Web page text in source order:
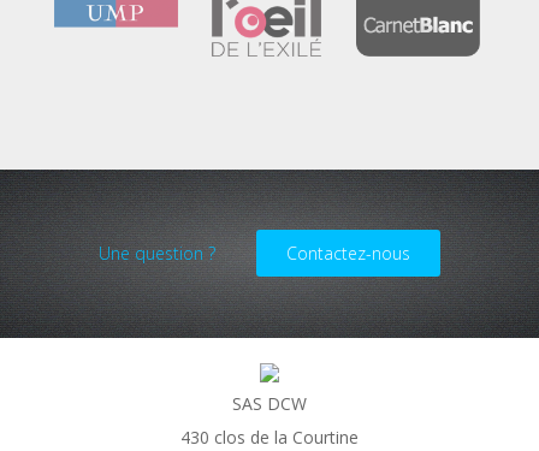
Une question ? Contactez-nous
SAS DCW
430 clos de la Courtine